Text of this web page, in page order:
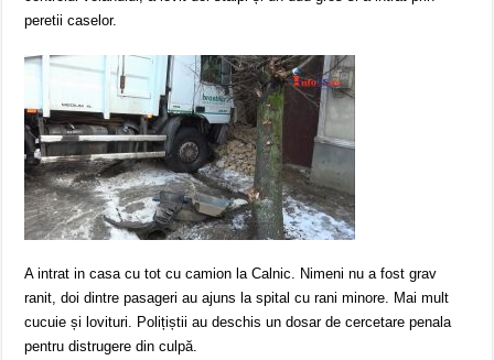
peretii caselor.
A intrat in casa cu tot cu camion la Calnic. Nimeni nu a fost grav
ranit, doi dintre pasageri au ajuns la spital cu rani minore. Mai mult
cucuie și lovituri. Polițiștii au deschis un dosar de cercetare penala
pentru distrugere din culpă.